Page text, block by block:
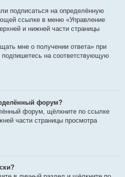
подписаться на определённую
ссылке в меню «Управление
и нижней части страницы
мне о получении ответа» при
на соответствующую
форум?
форум, щёлкните по ссылке
части страницы просмотра